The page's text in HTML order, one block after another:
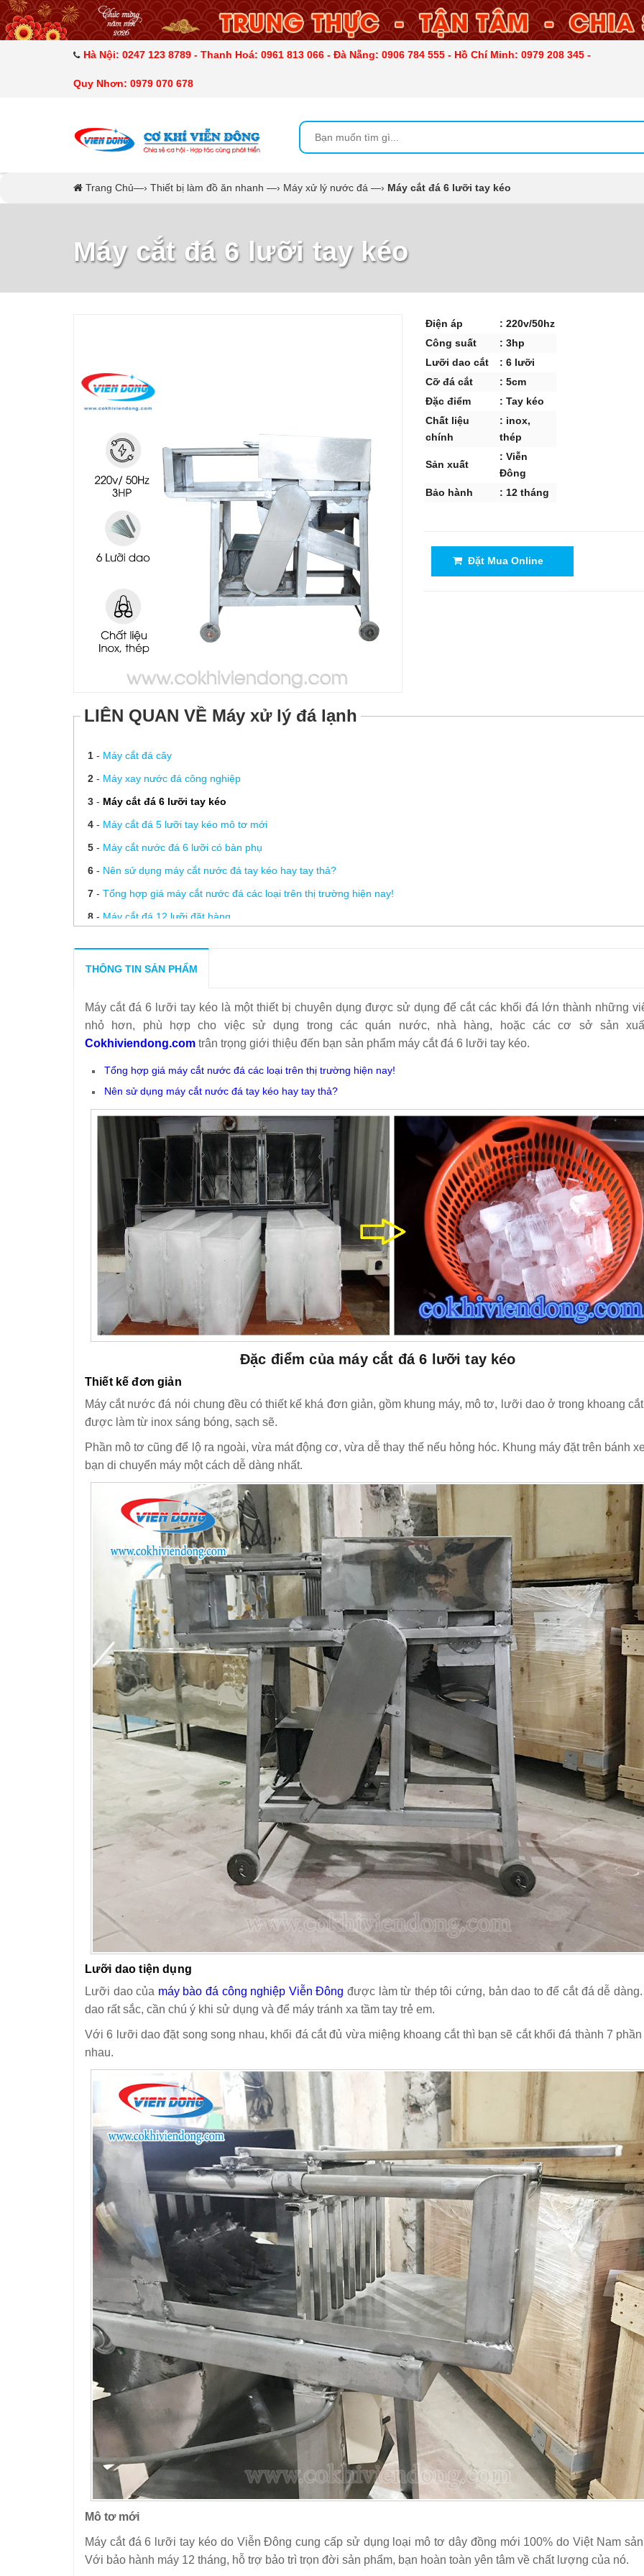
Hà Nội: 0247 123 8789 - Thanh Hoá: 0961 813 066 - Đà Nẵng: 0906 784 555 - Hồ Chí Minh: 0979 208 345 -
Quy Nhơn: 0979 070 678
Trang Chủ—› Thiết bị làm đồ ăn nhanh —› Máy xử lý nước đá —› Máy cắt đá 6 lưỡi tay kéo
Máy cắt đá 6 lưỡi tay kéo
Điện áp
: 220v/50hz
Công suất
: 3hp
Lưỡi dao cắt
: 6 lưỡi
Cỡ đá cắt
: 5cm
Đặc điểm
: Tay kéo
Chất liệu
chính
: inox,
thép
Sản xuất
: Viễn
Đông
Bảo hành
: 12 tháng
Đặt Mua Online
LIÊN QUAN VỀ Máy xử lý đá lạnh
1- Máy cắt đá cây
2- Máy xay nước đá công nghiệp
3- Máy cắt đá 6 lưỡi tay kéo
4- Máy cắt đá 5 lưỡi tay kéo mô tơ mới
5- Máy cắt nước đá 6 lưỡi có bàn phụ
6- Nên sử dụng máy cắt nước đá tay kéo hay tay thả?
7- Tổng hợp giá máy cắt nước đá các loại trên thị trường hiện nay!
8- Máy cắt đá 12 lưỡi đặt hàng
THÔNG TIN SẢN PHẨM
Máy cắt đá 6 lưỡi tay kéo là một thiết bị chuyên dụng được sử dụng để cắt các khối đá lớn thành những
nhỏ hơn, phù hợp cho việc sử dụng trong các quán nước, nhà hàng, hoặc các cơ sở sản
Cokhiviendong.com trân trọng giới thiệu đến bạn sản phẩm máy cắt đá 6 lưỡi tay kéo.
Tổng hợp giá máy cắt nước đá các loại trên thị trường hiện nay!
Nên sử dụng máy cắt nước đá tay kéo hay tay thả?
Đặc điểm của máy cắt đá 6 lưỡi tay kéo
Thiết kế đơn giản
Máy cắt nước đá nói chung đều có thiết kế khá đơn giản, gồm khung máy, mô tơ, lưỡi dao ở trong khoang
được làm từ inox sáng bóng, sạch sẽ.
Phần mô tơ cũng để lộ ra ngoài, vừa mát động cơ, vừa dễ thay thế nếu hỏng hóc. Khung máy đặt trên bánh
bạn di chuyển máy một cách dễ dàng nhất.
Lưỡi dao tiện dụng
Lưỡi dao của máy bào đá công nghiệp Viễn Đông được làm từ thép tôi cứng, bản dao to để cắt đá dễ
dao rất sắc, cần chú ý khi sử dụng và để máy tránh xa tầm tay trẻ em.
Với 6 lưỡi dao đặt song song nhau, khối đá cắt đủ vừa miệng khoang cắt thì bạn sẽ cắt khối đá thành 7 phần
nhau.
Mô tơ mới
Máy cắt đá 6 lưỡi tay kéo do Viễn Đông cung cấp sử dụng loại mô tơ dây đồng mới 100% do Việt Nam
Với bảo hành máy 12 tháng, hỗ trợ bảo trì trọn đời sản phẩm, bạn hoàn toàn yên tâm về chất lượng của nó.
DANH MỤC SẢN PHẨM
MÁY ÉP MÍA TẠO BỌT
MÁY RỬA BÁT SIÊU ÂM
MÁY CHẾ BIẾN NÔNG SẢN
THIẾT BỊ LÀM ĐỒ ĂN NHANH
THIẾT BỊ LÀM BÁNH
MÁY ĐÓNG GÓI THỰC PHẨM
THIẾT BỊ BẾP CÔNG NGHIỆP
UNCATEGORIZED